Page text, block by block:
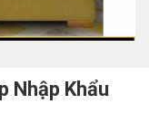
Nhập Khẩu